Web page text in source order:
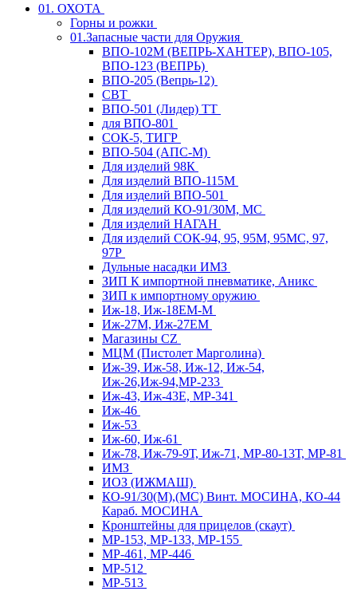
01. ОХОТА
Горны и рожки
01.Запасные части для Оружия
ВПО-102М (ВЕПРЬ-ХАНТЕР), ВПО-105,
ВПО-123 (ВЕПРЬ)
ВПО-205 (Вепрь-12)
СВТ
ВПО-501 (Лидер) ТТ
для ВПО-801
СОК-5, ТИГР
ВПО-504 (АПС-М)
Для изделий 98К
Для изделий ВПО-115М
Для изделий ВПО-501
Для изделий КО-91/30М, МС
Для изделий НАГАН
Для изделий СОК-94, 95, 95М, 95МС, 97,
97Р
Дульные насадки ИМЗ
ЗИП К импортной пневматике, Аникс
ЗИП к импортному оружию
Иж-18, Иж-18ЕМ-М
Иж-27М, Иж-27ЕМ
Магазины CZ
МЦМ (Пистолет Марголина)
Иж-39, Иж-58, Иж-12, Иж-54,
Иж-26,Иж-94,МР-233
Иж-43, Иж-43Е, МР-341
Иж-46
Иж-53
Иж-60, Иж-61
Иж-78, Иж-79-9Т, Иж-71, МР-80-13Т, МР-81
ИМЗ
ИОЗ (ИЖМАШ)
КО-91/30(М),(МС) Винт. МОСИНА, КО-44
Караб. МОСИНА
Кронштейны для прицелов (скаут)
МР-153, МР-133, МР-155
МР-461, МР-446
МР-512
МР-513